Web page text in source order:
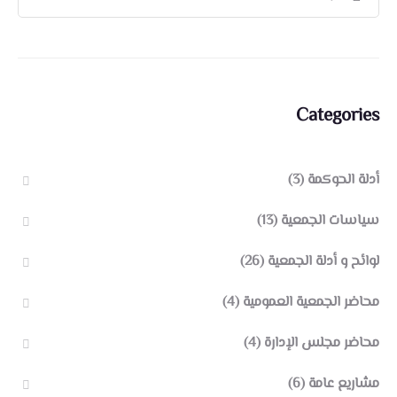
Categories
أدلة الحوكمة (3)
سياسات الجمعية (13)
لوائح و أدلة الجمعية (26)
محاضر الجمعية العمومية (4)
محاضر مجلس الإدارة (4)
مشاريع عامة (6)